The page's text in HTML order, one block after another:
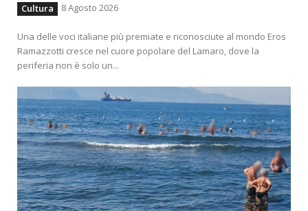
Cultura 8 Agosto 2026
Una delle voci italiane più premiate e riconosciute al mondo Eros
Ramazzotti cresce nel cuore popolare del Lamaro, dove la
periferia non è solo un...